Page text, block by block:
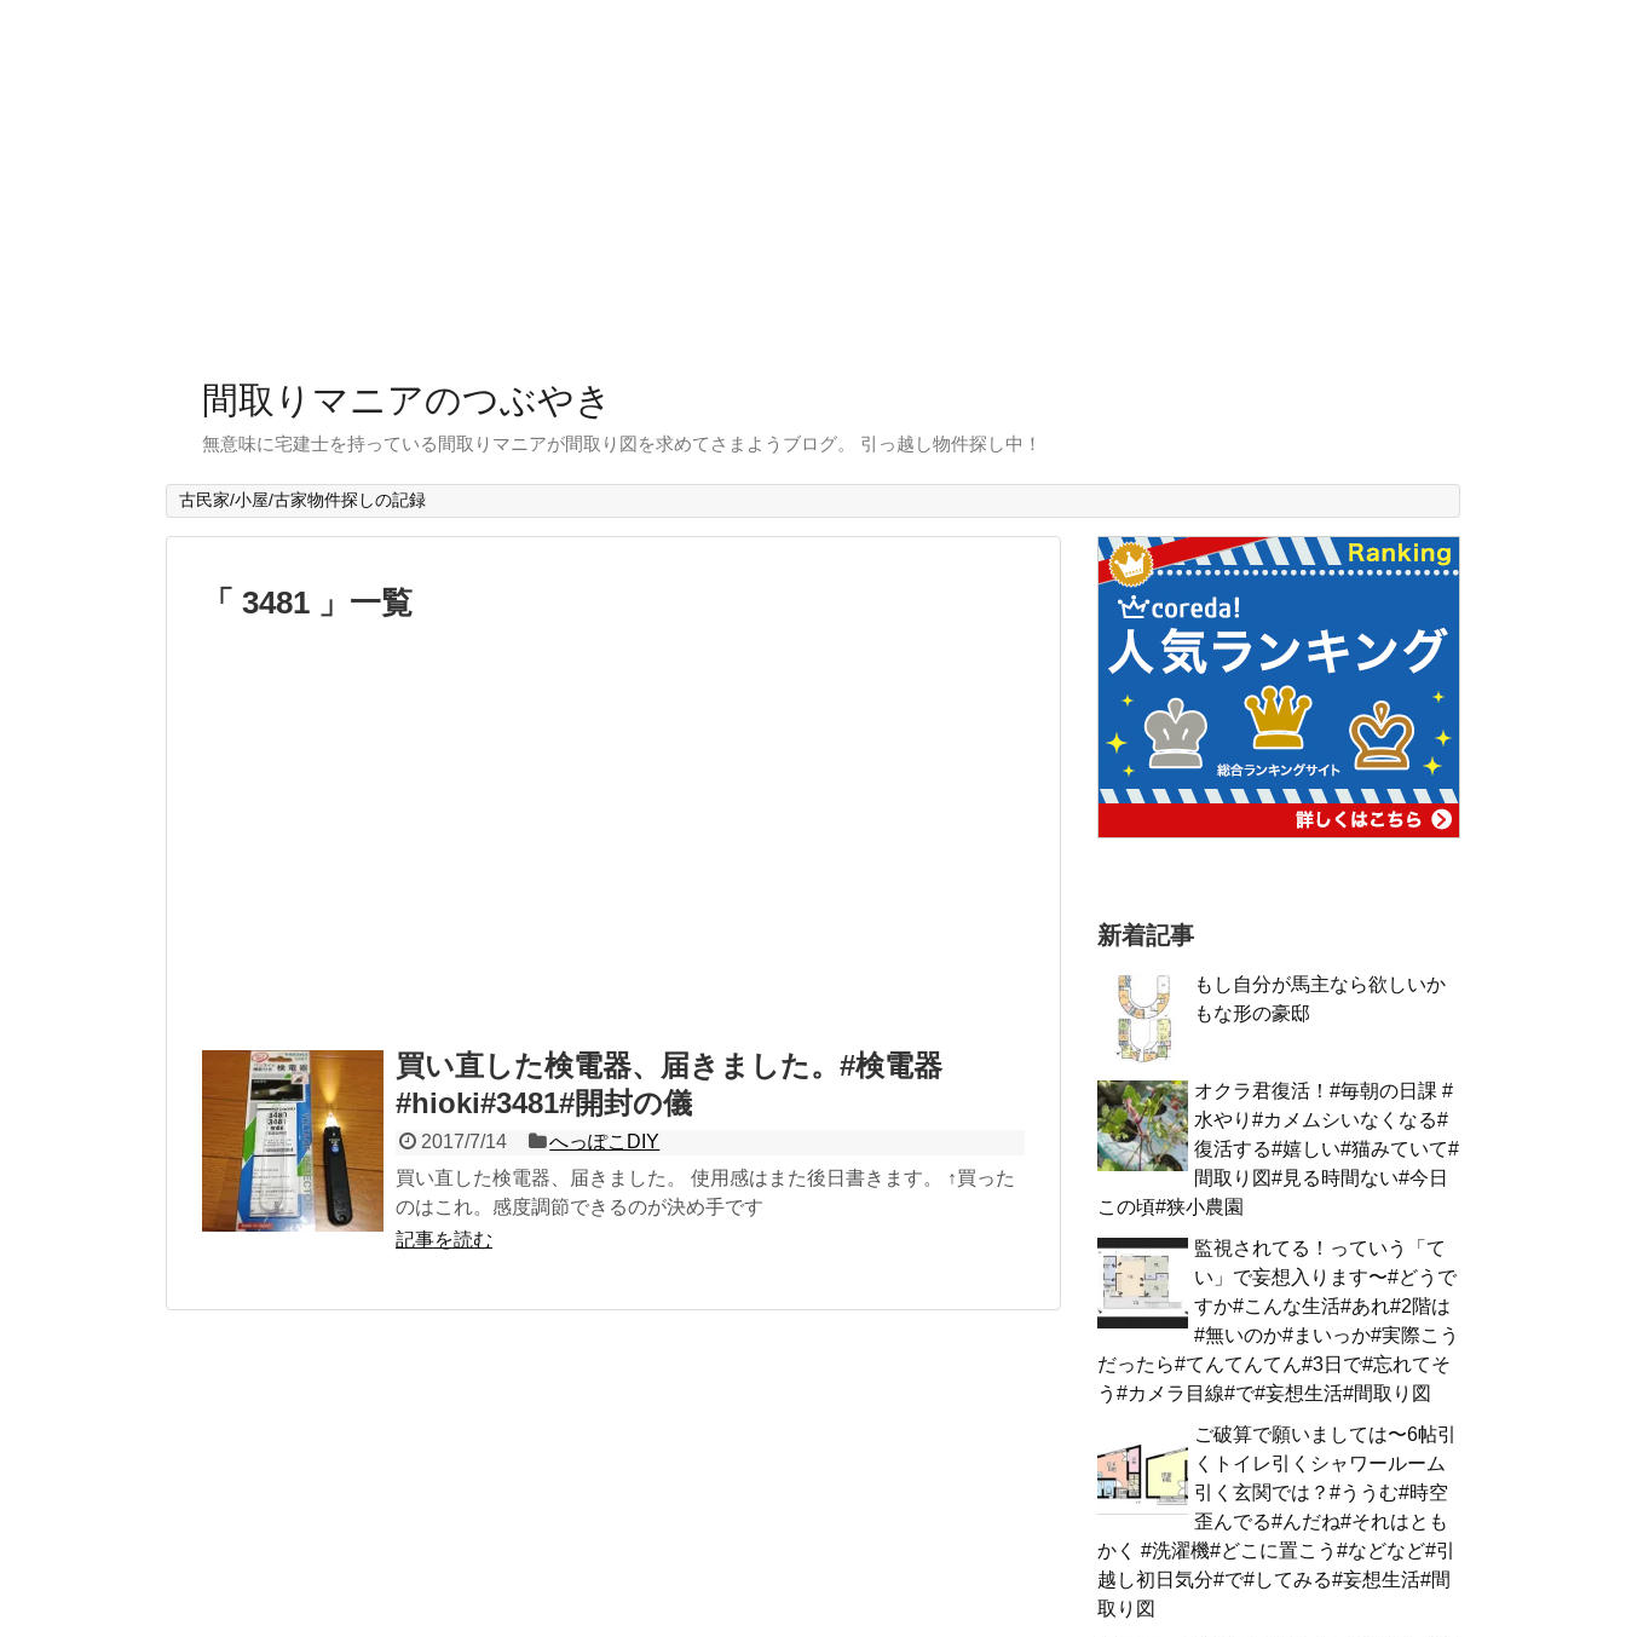
間取りマニアのつぶやき
無意味に宅建士を持っている間取りマニアが間取り図を求めてさまようブログ。 引っ越し物件探し中！
古民家/小屋/古家物件探しの記録
「 3481 」一覧
買い直した検電器、届きました。#検電器
#hioki#3481#開封の儀
2017/7/14
へっぽこDIY
買い直した検電器、届きました。 使用感はまた後日書きます。 ↑買った
のはこれ。感度調節できるのが決め手です
記事を読む
新着記事
もし自分が馬主なら欲しいか
もな形の豪邸
オクラ君復活！#毎朝の日課 #
水やり#カメムシいなくなる#
復活する#嬉しい#猫みていて#
間取り図#見る時間ない#今日
この頃#狭小農園
監視されてる！っていう「て
い」で妄想入ります〜#どうで
すか#こんな生活#あれ#2階は
#無いのか#まいっか#実際こう
だったら#てんてんてん#3日で#忘れてそ
う#カメラ目線#で#妄想生活#間取り図
ご破算で願いましては〜6帖引
くトイレ引くシャワールーム
引く玄関では？#ううむ#時空
歪んでる#んだね#それはとも
かく #洗濯機#どこに置こう#などなど#引
越し初日気分#で#してみる#妄想生活#間
取り図